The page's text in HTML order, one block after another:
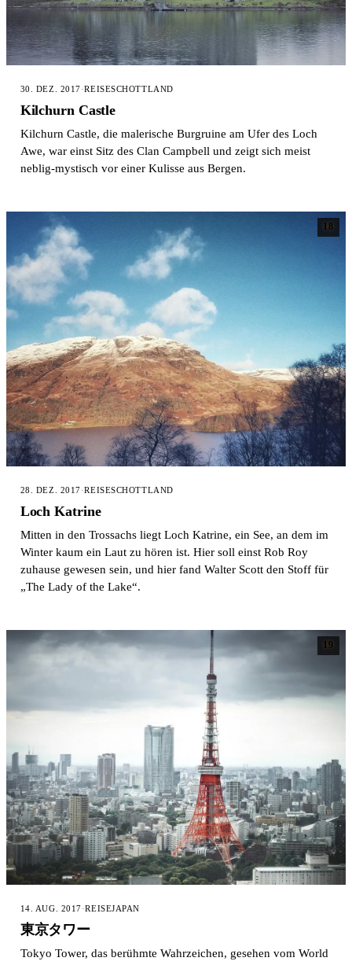
30. DEZ. 2017·REISESCHOTTLAND
Kilchurn Castle
Kilchurn Castle, die malerische Burgruine am Ufer des Loch
Awe, war einst Sitz des Clan Campbell und zeigt sich meist
neblig-mystisch vor einer Kulisse aus Bergen.
18
28. DEZ. 2017·REISESCHOTTLAND
Loch Katrine
Mitten in den Trossachs liegt Loch Katrine, ein See, an dem im
Winter kaum ein Laut zu hören ist. Hier soll einst Rob Roy
zuhause gewesen sein, und hier fand Walter Scott den Stoff für
„The Lady of the Lake“.
19
14. AUG. 2017·REISEJAPAN
東京タワー
Tokyo Tower, das berühmte Wahrzeichen, gesehen vom World